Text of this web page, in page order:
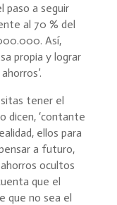
paso a seguir
al 70 % del
Así,
propia y lograr
tener el
dicen, ‘contante
ellos para
a futuro,
ocultos
que el
que no sea el